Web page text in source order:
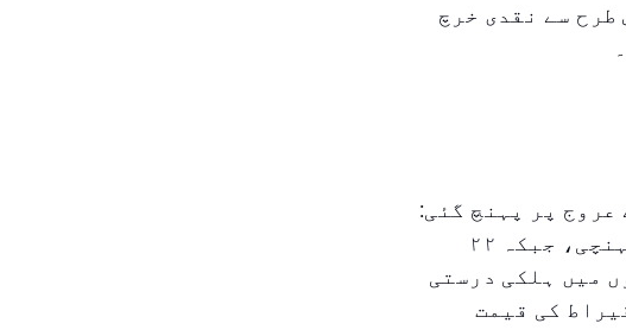
طرح سے نقدی خرچ
پر پہنچ گئی:
۲۴ قیراط سونے کی قیمت فی گرام ۴۴۵.۲۵ درہم تک جا پہنچی، جبکہ ۲۲
قیمتوں میں ہلکی درستی
ہے، ۲۴ قیراط کی قیمت تقریباً ۴۴۰.۲۵ اور ۲۲ قیراط کی قیمت